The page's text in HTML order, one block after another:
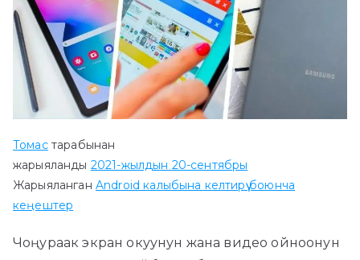
Томастарабынан
жарыяланды 2021-жылдын 20-сентябры
Жарыяланган Android калыбына келтирүү боюнча
кеңештер
Чоңураак экран окуунун жана видео ойноонун